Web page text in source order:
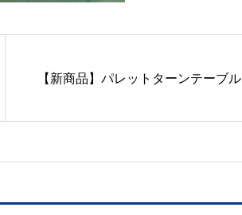
【新商品】パレットターンテーブル